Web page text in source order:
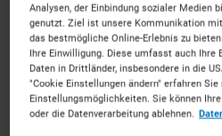
Bis zum*
Anmerkungen Optional
Analysen, der Einbindung sozialer Medien
genutzt. Ziel ist unsere Kommunikation
das bestmögliche Online-Erlebnis zu
Ihre Einwilligung. Diese umfasst auch Ihre
Daten in Drittländer, insbesondere in die
"Cookie Einstellungen ändern" erfahren
Einstellungsmöglichkeiten. Sie können
oder die Datenverarbeitung ablehnen.